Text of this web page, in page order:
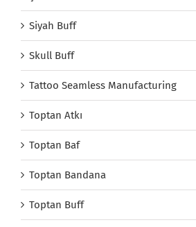
Siyah Buff
Skull Buff
Tattoo Seamless Manufacturing
Toptan Atkı
Toptan Baf
Toptan Bandana
Toptan Buff